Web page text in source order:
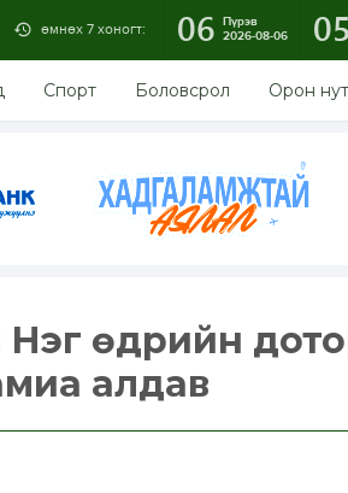
өмнөх 7 хоногт: 06 Пүрэв
2026-08-06
05
Спорт Боловсрол Орон
өдрийн
алдав